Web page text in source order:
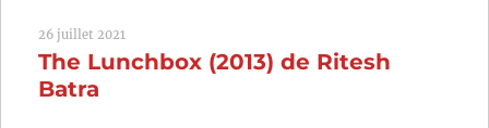
26 juillet 2021
The Lunchbox (2013) de Ritesh
Batra